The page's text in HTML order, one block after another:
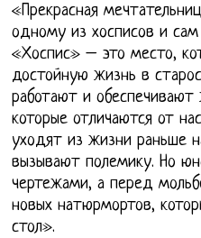
«Прекрасная
одному из хосписов и
«Хоспис» – это место,
достойную жизнь в
работают и
которые отличаются от
уходят из жизни раньше
вызывают полемику. Но
чертежами, а перед
новых натюрмортов,
стол».